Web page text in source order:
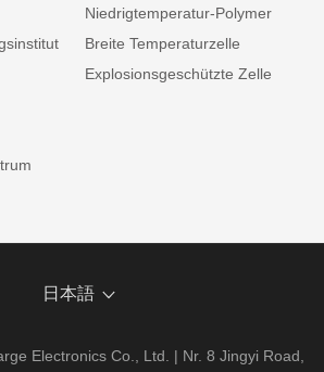
Niedrigtemperatur-Polymer
Breite Temperaturzelle
Explosionsgeschützte Zelle
日本語
Electronics Co., Ltd. | Nr. 8 Jingyi Road,